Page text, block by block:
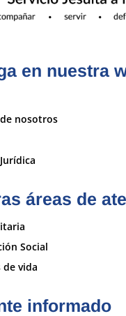
en nuestra
nosotros
áreas de
Social
de vida
informado